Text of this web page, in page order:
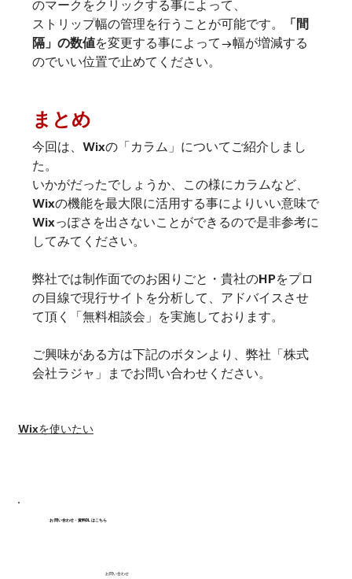
のマークをクリックする事によって、
ストリップ幅の管理を行うことが可能です。
「間
隔」の数値を変更する事によって→幅が増減する
のでいい位置で止めてください。
まとめ
今回は、Wixの「カラム」についてご紹介しまし
た。
いかがだったでしょうか、この様にカラムなど、
Wixの機能を最大限に活用する事によりいい意味で
Wixっぽさを出さないことができるので是非参考に
してみてください。
弊社では制作面でのお困りごと・貴社のHPをプロ
の目線で現行サイトを分析して、アドバイスさせ
て頂く「無料相談会」を実施しております。
ご興味がある方は下記のボタンより、弊社「株式
会社ラジャ」までお問い合わせください。
Wixを使いたい
お問い合わせ・資料DLはこちら
お問い合わせ